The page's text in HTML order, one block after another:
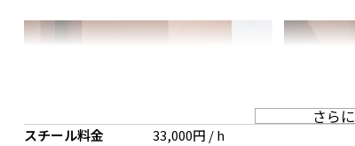
さら
スチール料金
33,000円 / h